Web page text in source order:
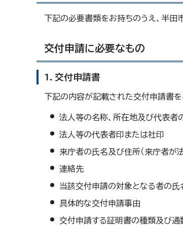
下記の必要書類をお持ちのうえ、半田
交付申請に必要なもの
1．交付申請書
下記の内容が記載された交付申請書を
法人等の名称、所在地及び代表者
法人等の代表者印または社印
来庁者の氏名及び住所（来庁者が
連絡先
当該交付申請の対象となる者の氏
具体的な交付申請事由
交付申請する証明書の種類及び通